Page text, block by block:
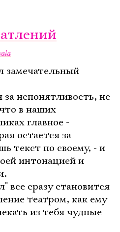
замечательный
непонятливость, не
в наших
главное -
остается за
текст по своему, - и
интонацией и
все сразу становится
театром, как ему
из тебя чудные